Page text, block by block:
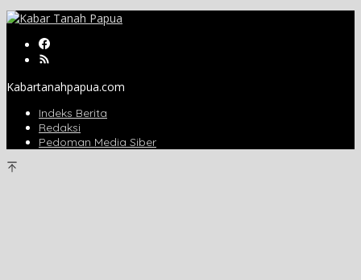
Kabartanahpapua.com
Indeks Berita
Redaksi
Pedoman Media Siber